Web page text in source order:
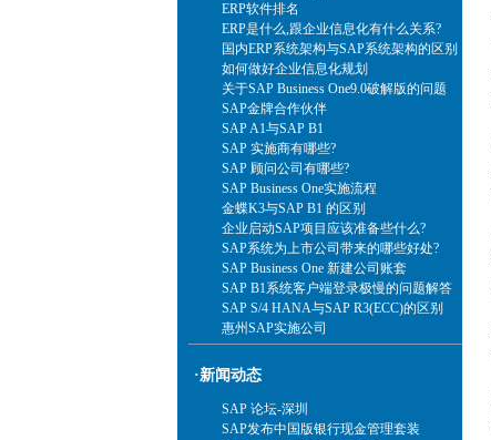
ERP软件排名
ERP是什么,跟企业信息化有什么关系?
国内ERP系统架构与SAP系统架构的区别
如何做好企业信息化规划
关于SAP Business One9.0破解版的问题
SAP金牌合作伙伴
SAP A1与SAP B1
SAP 实施商有哪些?
SAP 顾问公司有哪些?
SAP Business One实施流程
金蝶K3与SAP B1 的区别
企业启动SAP项目应该准备些什么?
SAP系统为上市公司带来的哪些好处?
SAP Business One 新建公司账套
SAP B1系统客户端登录极慢的问题解答
SAP S/4 HANA与SAP R3(ECC)的区别
惠州SAP实施公司
·新闻动态
SAP 论坛-深圳
SAP发布中国版银行现金管理套装